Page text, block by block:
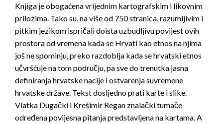
Knjiga je obogaćena vrijednim kartografskim i likovnim
prilozima. Tako su, na više od 750 stranica, razumljivim i
pitkim jezikom ispričali doista uzbudljivu povijest ovih
prostora od vremena kada se Hrvati kao etnos na njima
još ne spominju, preko razdoblja kada se hrvatski etnos
učvršćuje na tom području, pa sve do trenutka jasna
definiranja hrvatske nacije i ostvarenja suvremene
hrvatske države. Tekst dosljedno prati karte i slike.
Vlatka Dugački i Krešimir Regan znalački tumače
određena povijesna pitanja predstavljena na kartama. A